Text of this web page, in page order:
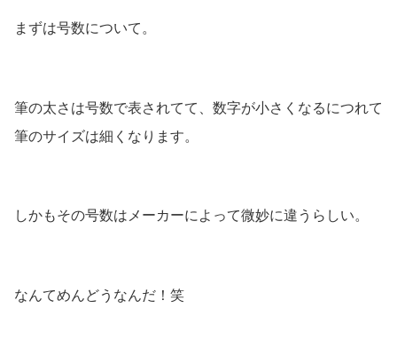
まずは号数について。
筆の太さは号数で表されてて、数字が小さくなるにつれて
筆のサイズは細くなります。
しかもその号数はメーカーによって微妙に違うらしい。
なんてめんどうなんだ！笑